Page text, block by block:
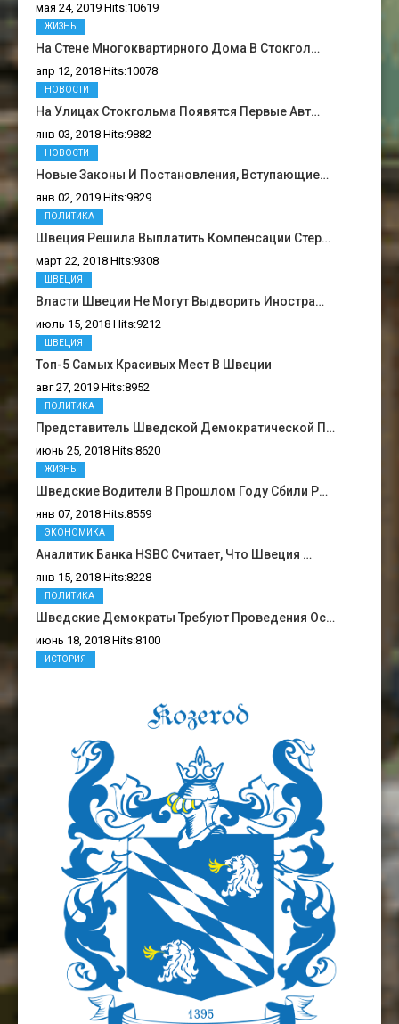
мая 24, 2019 Hits:10619
На Стене Многоквартирного Дома В Стокгол…
апр 12, 2018 Hits:10078
ЖИЗНЬ
На Улицах Стокгольма Появятся Первые Авт…
янв 03, 2018 Hits:9882
НОВОСТИ
Новые Законы И Постановления, Вступающие…
янв 02, 2019 Hits:9829
НОВОСТИ
Швеция Решила Выплатить Компенсации Стер…
март 22, 2018 Hits:9308
ПОЛИТИКА
Власти Швеции Не Могут Выдворить Иностра…
июль 15, 2018 Hits:9212
ШВЕЦИЯ
Топ-5 Самых Красивых Мест В Швеции
авг 27, 2019 Hits:8952
ШВЕЦИЯ
Представитель Шведской Демократической П…
июнь 25, 2018 Hits:8620
ПОЛИТИКА
Шведские Водители В Прошлом Году Сбили Р…
янв 07, 2018 Hits:8559
ЖИЗНЬ
Аналитик Банка HSBC Считает, Что Швеция …
янв 15, 2018 Hits:8228
ЭКОНОМИКА
Шведские Демократы Требуют Проведения Ос…
июнь 18, 2018 Hits:8100
ПОЛИТИКА
ИСТОРИЯ